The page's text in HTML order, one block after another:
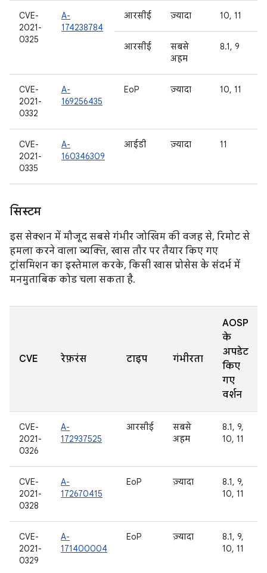
CVE-
2021-
0325
A-
174238784
आरसीई ज़्यादा 10, 11
आरसीई
सबसे
अहम
8.1, 9
CVE-
2021-
0332
A-
169256435
EoP ज़्यादा 10, 11
CVE-
2021-
0335
A-
160346309
आईडी ज़्यादा 11
सिस्टम
इस सेक्शन में मौजूद सबसे गंभीर जोखिम की वजह से, रिमोट से
हमला करने वाला व्यक्ति, खास तौर पर तैयार किए गए
ट्रांसमिशन का इस्तेमाल करके, किसी खास प्रोसेस के संदर्भ में
मनमुताबिक कोड चला सकता है.
CVE रेफ़रंस टाइप गंभीरता
AOSP
के
अपडेट
किए
गए
वर्शन
CVE-
2021-
0326
A-
172937525
आरसीई
सबसे
अहम
8.1, 9,
10, 11
CVE-
2021-
0328
A-
172670415
EoP ज़्यादा
8.1, 9,
10, 11
CVE-
2021-
0329
A-
171400004
EoP ज़्यादा
8.1, 9,
10, 11